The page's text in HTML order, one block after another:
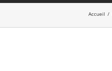
Accueil /